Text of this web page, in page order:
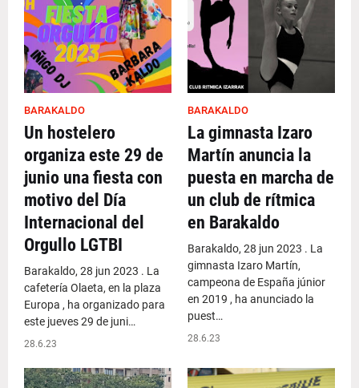
BARAKALDO
Un hostelero
organiza este 29 de
junio una fiesta con
motivo del Día
Internacional del
Orgullo LGTBI
Barakaldo, 28 jun 2023 . La
cafetería Olaeta, en la plaza
Europa , ha organizado para
este jueves 29 de juni…
28.6.23
BARAKALDO
La gimnasta Izaro
Martín anuncia la
puesta en marcha de
un club de rítmica
en Barakaldo
Barakaldo, 28 jun 2023 . La
gimnasta Izaro Martín,
campeona de España júnior
en 2019 , ha anunciado la
puest…
28.6.23